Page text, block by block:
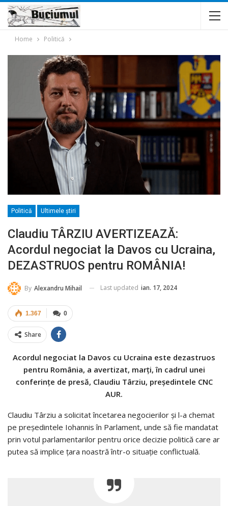
Home Politică
Politică Ultimele ştiri
Claudiu TÂRZIU AVERTIZEAZĂ:
Acordul negociat la Davos cu Ucraina,
DEZASTRUOS pentru ROMÂNIA!
By Alexandru Mihail Last updated ian. 17, 2024
0
1.367
Share
Acordul negociat la Davos cu Ucraina este dezastruos
pentru România, a avertizat, marți, în cadrul unei
conferințe de presă, Claudiu Târziu, președintele CNC
AUR.
Claudiu Târziu a solicitat încetarea negocierilor și l-a chemat
pe președintele Iohannis în Parlament, unde să fie mandatat
prin votul parlamentarilor pentru orice decizie politică care ar
putea să implice țara noastră într-o situație conflictuală.